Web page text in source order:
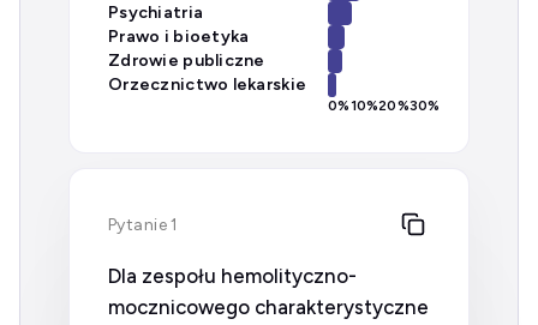
Psychiatria
Prawo i bioetyka
Zdrowie publiczne
Orzecznictwo lekarskie
0%10%20%30%
Pytanie 1
Dla zespołu hemolityczno-
mocznicowego charakterystyczne